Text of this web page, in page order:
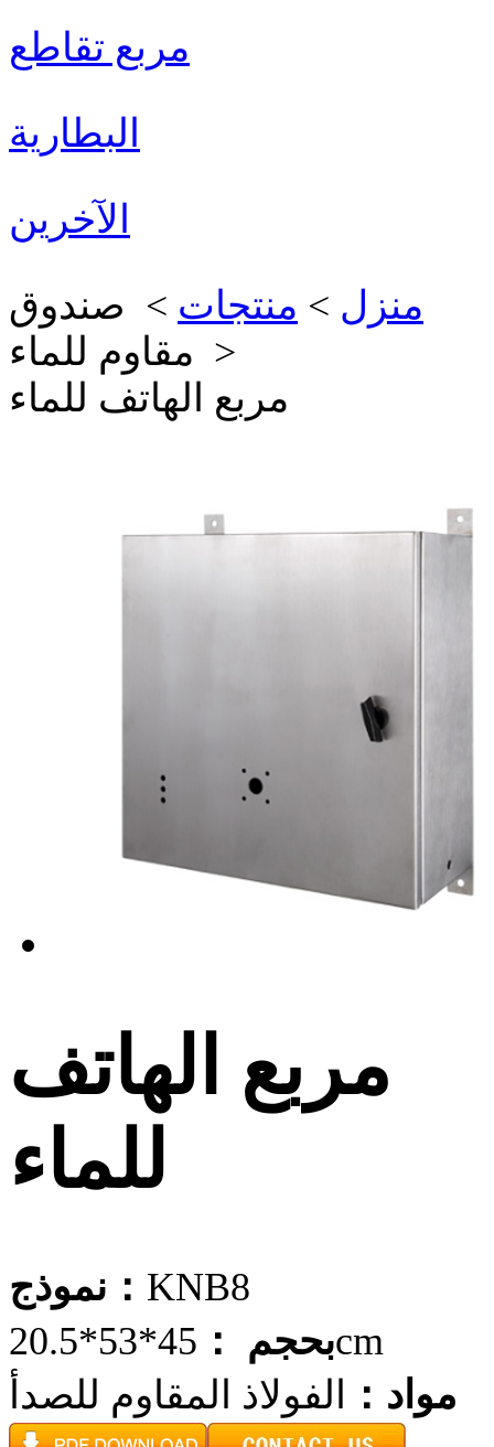
مربع تقاطع
البطارية
الآخرين
منزل > منتجات > صندوق
مقاوم للماء >
مربع الهاتف للماء
مربع الهاتف
للماء
نموذج： KNB8
بحجم ：45*53*20.5cm
مواد：
الفولاذ المقاوم للصدأ